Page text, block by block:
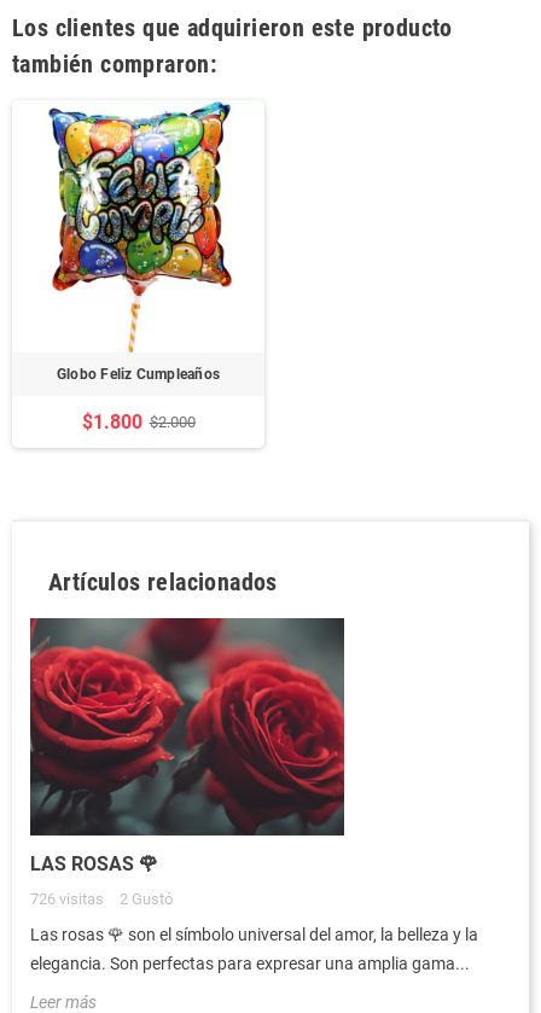
Los clientes que adquirieron este producto
también compraron:
Globo Feliz Cumpleaños
$1.800 $2.000
Artículos relacionados
LAS ROSAS 🌹
726 visitas 2 Gustó
Las rosas 🌹 son el símbolo universal del amor, la belleza y la
elegancia. Son perfectas para expresar una amplia gama...
Leer más